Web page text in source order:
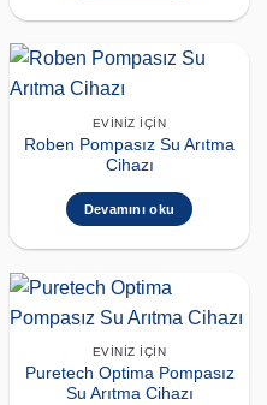
EVINIZ İÇIN
Roben Pompasız Su Arıtma
Cihazı
Devamını oku
EVINIZ İÇIN
Puretech Optima Pompasız
Su Arıtma Cihazı